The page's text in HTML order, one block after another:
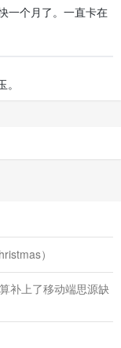
一个月了。一直卡在
）
补上了移动端思源缺